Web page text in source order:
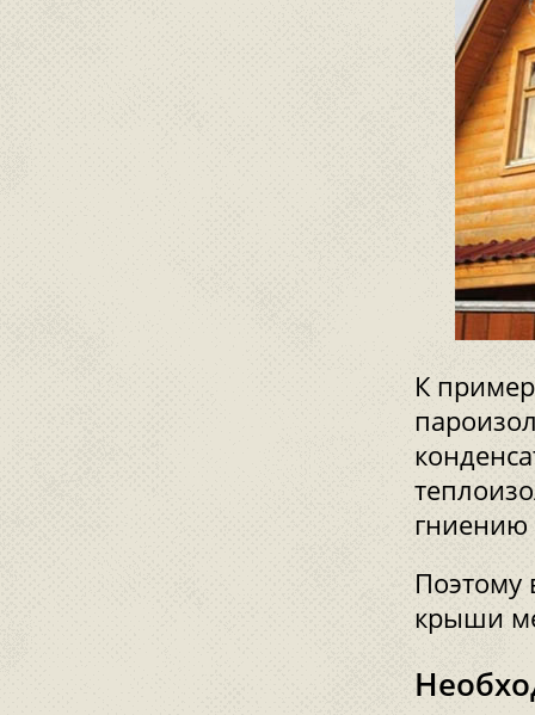
К
гниению
Поэтому
крыши